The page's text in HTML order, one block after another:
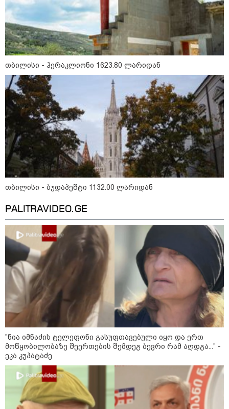
19:10 / 10-08-2026
კოლუმბიაში მიწისძვრას
მსხვერპლი მოჰყვა -
განახლებული ცნობები სტიქიის
ეპიცენტრიდან
კატეგორიის ყველა სიახლე
„ფასი, რაც დღეს არის,
აბსოლუტურად სიმბოლურია“ -
როგორია თბილისის ახალი
ზოოპარკის სამუშაო საათები
- როგორც კი ახალი გზა გაივლის
სადმე, კომერციულ მიწაზე
მოთხოვნა იზრდება“
საფერავის შაქრიანობის ზღვარი
მცირდება - რა იცვლება რთველის
სუბსიდირების სქემაში
თბილისი - ჰერაკლიონი 1623.80 ლარიდან
თბილისი - ბუდაპეშტი 1132.00 ლარიდან
PALITRAVIDEO.GE
"ნია იმნაძის ტელეფონი გასუფთავებული იყო და ერთ
მოწყობილობაზე შეერთების შემდეგ ბევრი რამ აღდგა..." -
ეკა კუპატაძე